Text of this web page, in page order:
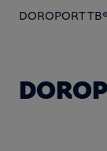
DOROPORT